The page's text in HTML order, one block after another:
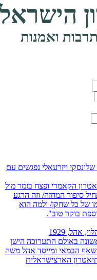
ואמנות
ויזרעאלי נפגשים עם
תיאטרון הקאמרי ופצח בזמר מול
סיפור המחזה/ וזה הרגע
של כל שחקן/ ולמה הוא
בוקר טוב".
אהל, 1929
באולם התערוכה הישן
1929. בעבודה זו שאף הבמאי ומייסד אהל משה
הארצישראלית